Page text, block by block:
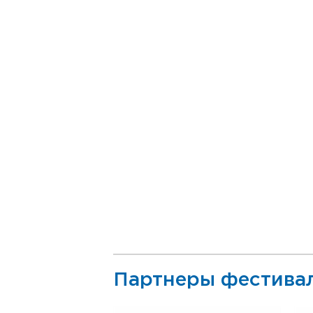
Партнеры